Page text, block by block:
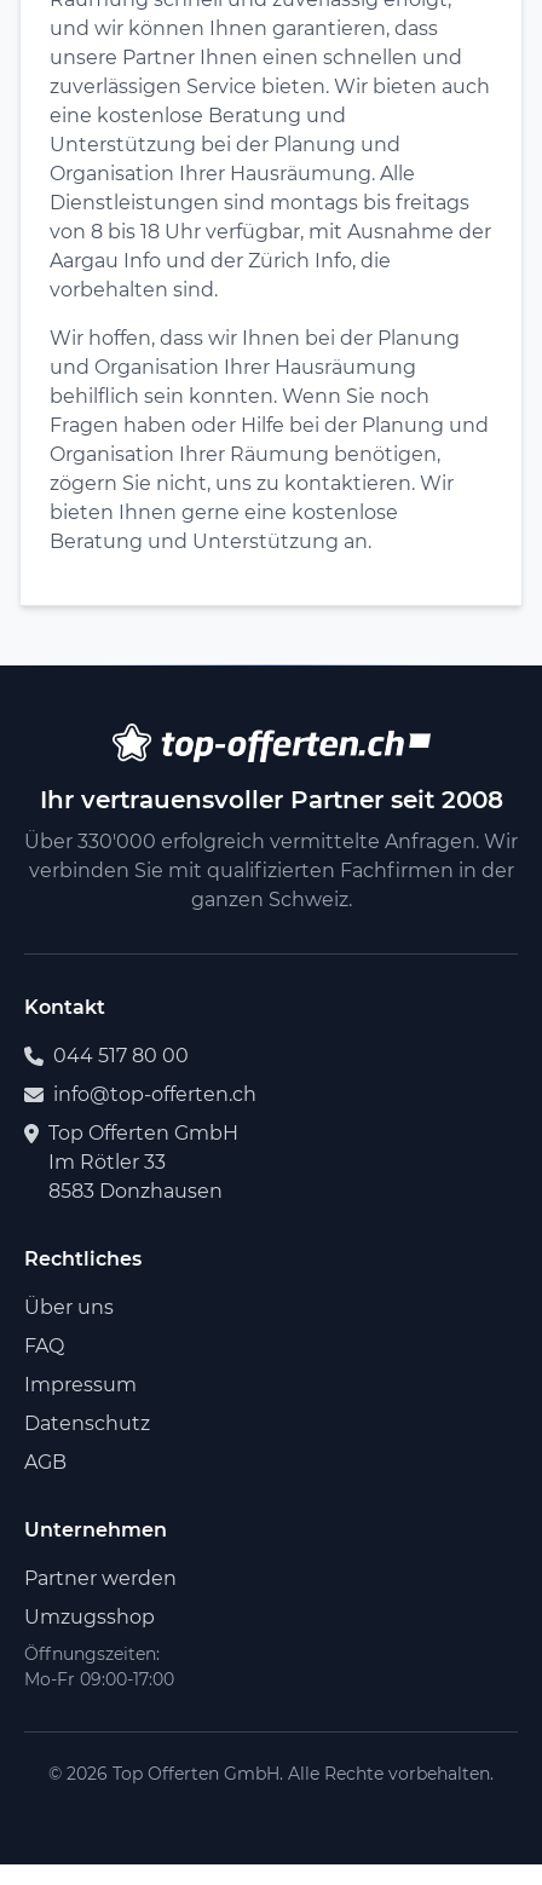
und wir können Ihnen garantieren, dass
unsere Partner Ihnen einen schnellen und
zuverlässigen Service bieten. Wir bieten auch
eine kostenlose Beratung und
Unterstützung bei der Planung und
Organisation Ihrer Hausräumung. Alle
Dienstleistungen sind montags bis freitags
von 8 bis 18 Uhr verfügbar, mit Ausnahme der
Aargau Info und der Zürich Info, die
vorbehalten sind.
Wir hoffen, dass wir Ihnen bei der Planung
und Organisation Ihrer Hausräumung
behilflich sein konnten. Wenn Sie noch
Fragen haben oder Hilfe bei der Planung und
Organisation Ihrer Räumung benötigen,
zögern Sie nicht, uns zu kontaktieren. Wir
bieten Ihnen gerne eine kostenlose
Beratung und Unterstützung an.
Ihr vertrauensvoller Partner seit 2008
Über 330'000 erfolgreich vermittelte Anfragen. Wir
verbinden Sie mit qualifizierten Fachfirmen in der
ganzen Schweiz.
Kontakt
044 517 80 00
info@top-offerten.ch
Top Offerten GmbH
Im Rötler 33
8583 Donzhausen
Rechtliches
Über uns
FAQ
Impressum
Datenschutz
AGB
Unternehmen
Partner werden
Umzugsshop
Öffnungszeiten:
Mo-Fr 09:00-17:00
© 2026 Top Offerten GmbH. Alle Rechte vorbehalten.